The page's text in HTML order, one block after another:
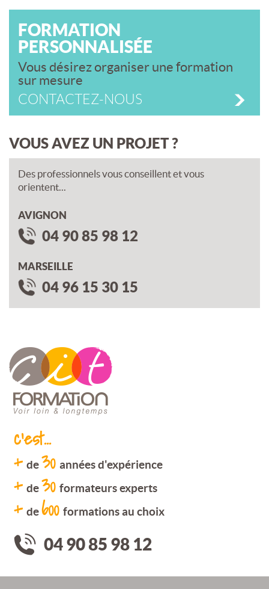
FORMATION
PERSONNALISÉE
Vous désirez organiser une formation
sur mesure
CONTACTEZ-NOUS
VOUS AVEZ UN PROJET ?
Des professionnels vous conseillent et vous
orientent...
AVIGNON
04 90 85 98 12
MARSEILLE
04 96 15 30 15
c'est...
+ de30 années d'expérience
+ de30 formateurs experts
+ de600 formations au choix
04 90 85 98 12